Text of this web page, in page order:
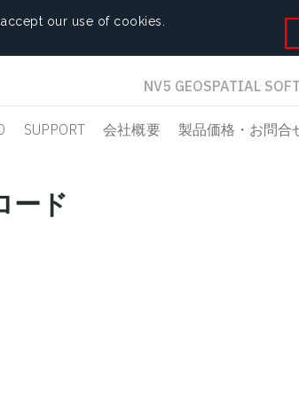
our use of cookies.
NV5 GEOSPATIAL
SUPPORT 会社概要 製品価格・お問合
ード